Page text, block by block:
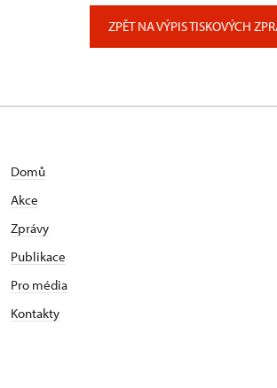
ZPĚT NA VÝPIS TISKOVÝCH
Domů
Akce
Zprávy
Publikace
Pro média
Kontakty